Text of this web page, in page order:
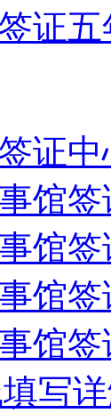
证
证中
馆
馆
馆
馆
写